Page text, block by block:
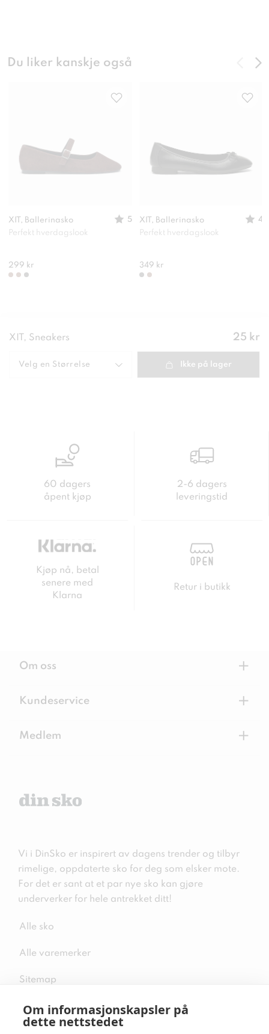
Om informasjonskapsler på
dette nettstedet
Du liker kanskje også
XIT, Ballerinasko
5
Perfekt hverdagslook
299 kr
XIT, Ballerinasko
4
Perfekt hverdagslook
349 kr
XIT, Sneakers Pris:
25 kr
Velg en Størrelse Ikke på lager
60 dagers
åpent kjøp
2-6 dagers
leveringstid
Kjøp nå, betal
senere med
Klarna
Retur i butikk
Om oss +
Kundeservice +
Medlem +
Vi i DinSko er inspirert av dagens trender og tilbyr
rimelige, oppdaterte sko for deg som elsker mote.
For det er sant at et par nye sko kan gjøre
underverker for hele antrekket ditt!
Alle sko
Alle varemerker
Sitemap